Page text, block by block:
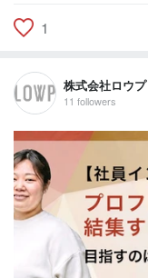
1
株式会社ロウプ
11 followers